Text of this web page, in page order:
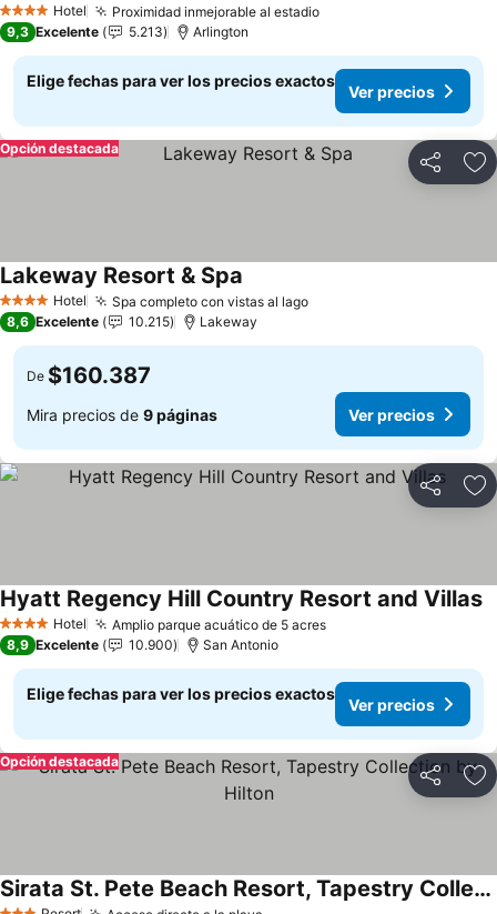
4 EstrellasHotel Proximidad inmejorable al estadio
9,3 Excelente 5.213 Arlington
Elige fechas para ver los precios exactos
Ver precios
Compartir
Opción destacada
4 EstrellasHotel Spa completo con vistas al lago
Lakeway Resort & Spa
8,6 Excelente 10.215 Lakeway
De $160.387
Mira precios de 9 páginas Ver precios
Compartir
4 EstrellasHotel Amplio parque acuático de 5 acres
Hyatt Regency Hill Country Resort and Villas
8,9 Excelente 10.900 San Antonio
Elige fechas para ver los precios exactos
Ver precios
Compartir
Opción destacada
Sirata St. Pete Beach Resort, Tapestry Collection by Hilton